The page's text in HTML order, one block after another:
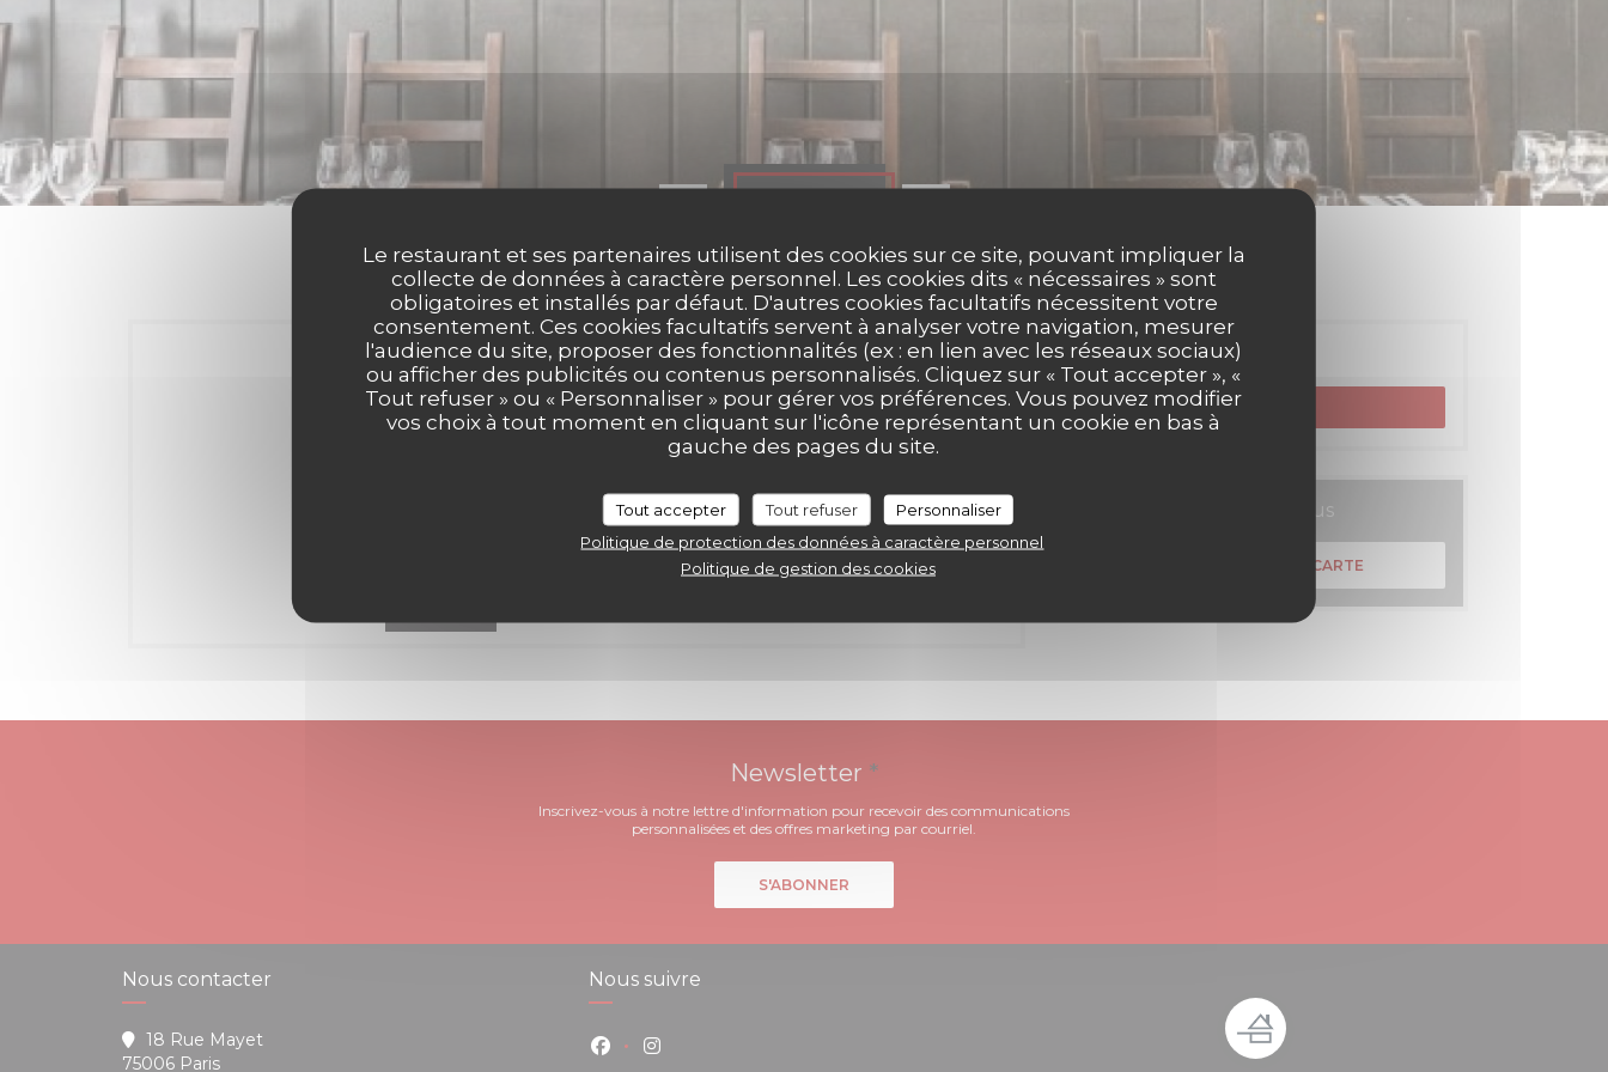
Le restaurant et ses partenaires utilisent des cookies sur ce site, pouvant impliquer la
collecte de données à caractère personnel. Les cookies dits « nécessaires » sont
obligatoires et installés par défaut. D'autres cookies facultatifs nécessitent votre
consentement. Ces cookies facultatifs servent à analyser votre navigation, mesurer
l'audience du site, proposer des fonctionnalités (ex : en lien avec les réseaux sociaux)
ou afficher des publicités ou contenus personnalisés. Cliquez sur « Tout accepter », «
Tout refuser » ou « Personnaliser » pour gérer vos préférences. Vous pouvez modifier
vos choix à tout moment en cliquant sur l'icône représentant un cookie en bas à
gauche des pages du site.
Tout accepter Tout refuser
Personnaliser
Politique de protection des données à caractère personnel
Politique de gestion des cookies
Réservation
RÉSERVER
Cartes & Menus
DÉCOUVRIR NOTRE CARTE
Newsletter *
Inscrivez-vous à notre lettre d'information pour recevoir des communications
personnalisées et des offres marketing par courriel.
S'ABONNER
Nous contacter
18 Rue Mayet
75006 Paris((ouvre une nouvelle fenêtre))
Nous suivre
Facebook ((ouvre une nouvelle fenêtre))
Instagram ((ouvre une nouvelle fenêtre))